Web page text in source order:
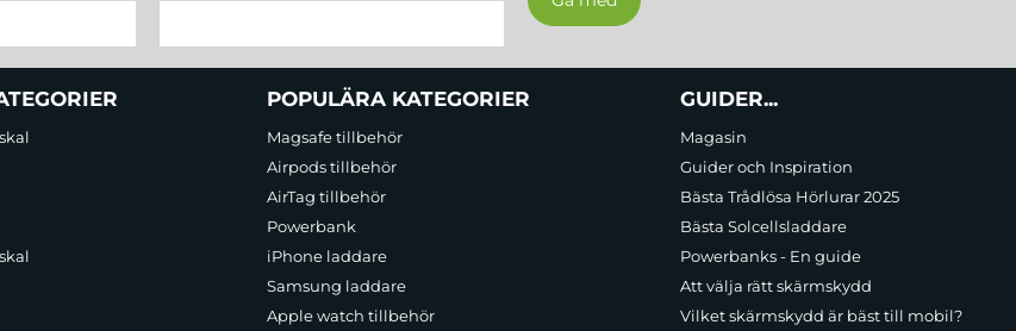
POPULÄRA KATEGORIER
Magsafe tillbehör
Airpods tillbehör
AirTag tillbehör
Powerbank
iPhone laddare
Samsung laddare
Apple watch tillbehör
GUIDER...
Magasin
Guider och Inspiration
Bästa Trådlösa Hörlurar 2025
Bästa Solcellsladdare
Powerbanks - En guide
Att välja rätt skärmskydd
Vilket skärmskydd är bäst till mobil?